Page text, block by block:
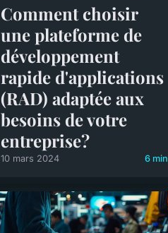
Comment choisir
une plateforme de
développement
rapide d'applications
(RAD) adaptée aux
besoins de votre
entreprise?
10 mars 2024 6 min